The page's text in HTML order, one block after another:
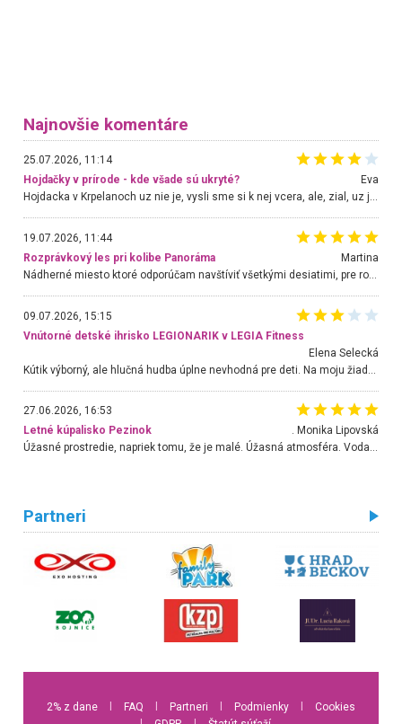
Najnovšie komentáre
25.07.2026, 11:14
Hojdačky v prírode - kde všade sú ukryté?
Eva
Hojdacka v Krpelanoch uz nie je, vysli sme si k nej vcera, ale, zial, uz je znicena. Ak sem planujete cestu len kvoli hojdacke, mozete si ju usetrit. Krasny vyhlad je tu vsak aj bez hojdacky :-)
19.07.2026, 11:44
Rozprávkový les pri kolibe Panoráma
Martina
Nádherné miesto ktoré odporúčam navštíviť všetkými desiatimi, pre rodiny s deťmi, dôchodcom... Proste a jednoducho ozaj rozprávkový les.. určite ešte prídeme. Odniesli sme si na pamiatku krásne tričká,
09.07.2026, 15:15
Vnútorné detské ihrisko LEGIONARIK v LEGIA Fitness
Elena Selecká
27.06.2026, 16:53
Letné kúpalisko Pezinok
. Monika Lipovská
Úžasné prostredie, napriek tomu, že je malé. Úžasná atmosféra. Voda fantastická a nádherná. Ľudí je pomerne veľa, ale su mili a ohľaduplní. Je veľmi zaujímavé sledovať, ako dokážu spolu športovať cudzí ľudia a bez ohľadu na vek. Vládne tu pohoda. Vnuka neviem dostať z vody. Ďakujem za krásny deň . Urcite sa sem vrátim. Jediný problém je s parkovaním, ale aj ten sa mi podarilo vyriešiť. Monika Bratislava
Partneri
2% z dane FAQ Partneri Podmienky
Cookies